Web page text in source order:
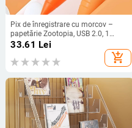
Pix de înregistrare cu morcov –
papetărie Zootopia, USB 2.0, 1
microfon, baterie AA, fără afișaj,
fără suport pentru card de memorie
33.61 Lei
add_shopping_cart